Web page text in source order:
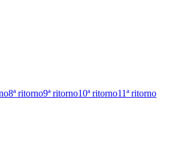
8ª ritorno9ª ritorno10ª ritorno11ª ritorno